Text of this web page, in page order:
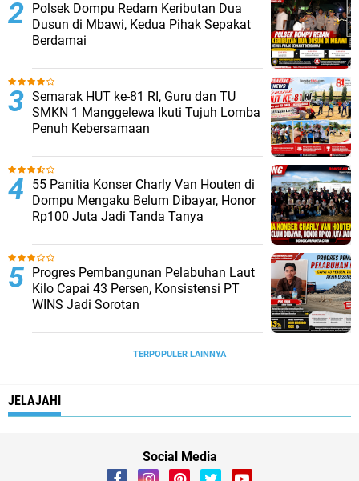
Polsek Dompu Redam Keributan Dua
Dusun di Mbawi, Kedua Pihak Sepakat
Berdamai
Semarak HUT ke-81 RI, Guru dan TU
SMKN 1 Manggelewa Ikuti Tujuh Lomba
Penuh Kebersamaan
55 Panitia Konser Charly Van Houten di
Dompu Mengaku Belum Dibayar, Honor
Rp100 Juta Jadi Tanda Tanya
Progres Pembangunan Pelabuhan Laut
Kilo Capai 43 Persen, Konsistensi PT
WINS Jadi Sorotan
TERPOPULER LAINNYA
JELAJAHI
Social Media